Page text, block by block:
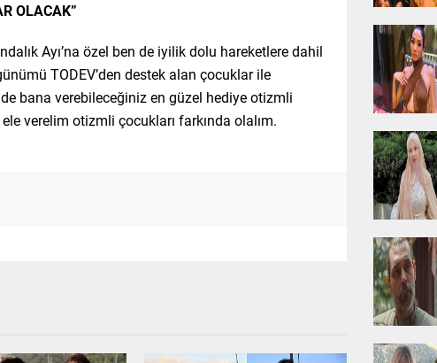
OLACAK”
Ayı’na özel ben de iyilik dolu hareketlere dahil
TODEV’den destek alan çocuklar ile
bana verebileceğiniz en güzel hediye otizmli
verelim otizmli çocukları farkında olalım.